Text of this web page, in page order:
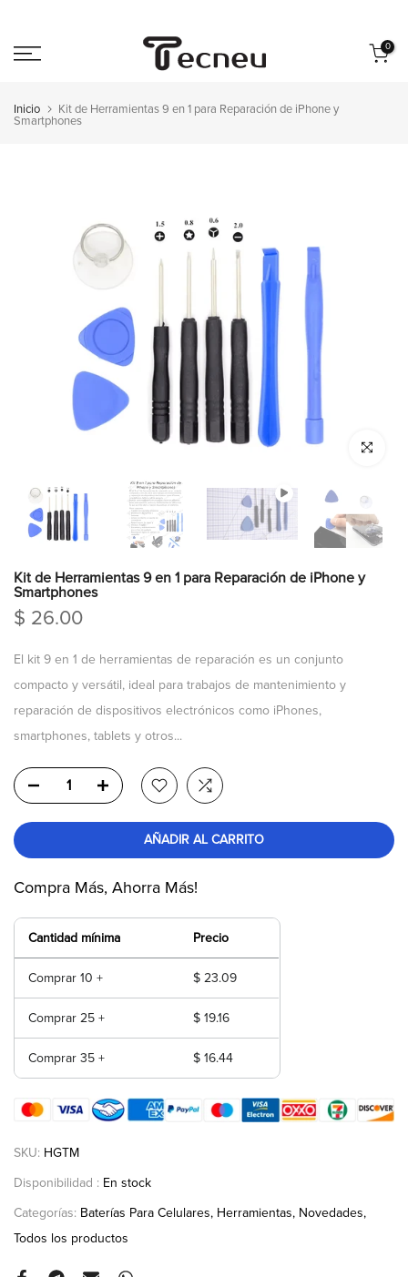
al
0
Inicio
Kit de Herramientas 9 en 1 para Reparación de iPhone y
Smartphones
Reproducir
Click para
Kit de Herramientas 9 en 1 para Reparación de iPhone y
Smartphones
$ 26.00
El kit 9 en 1 de herramientas de reparación es un conjunto
compacto y versátil, ideal para trabajos de mantenimiento y
reparación de dispositivos electrónicos como iPhones,
smartphones, tablets y otros...
AÑADIR AL CARRITO
Compra Más, Ahorra Más!
Cantidad mínima Precio
Comprar 10 + $ 23.09
Comprar 25 + $ 19.16
Comprar 35 + $ 16.44
SKU: HGTM
Disponibilidad : En stock
Categorías: Baterías Para Celulares Herramientas Novedades
Todos los productos